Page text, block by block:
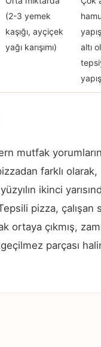
(2-3 yemek
kaşığı, ayçiçek
yağı karışımı)
altı
mutfak
farklı olarak,
ikinci
pizza, çalışan
ortaya çıkmış,
parçası